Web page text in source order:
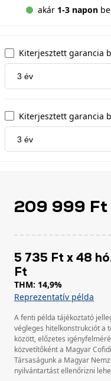
akár 1-3 napon
Kiterjesztett garancia
Kiterjesztett garancia
209 999 Ft
5 735 Ft x 48
Ft
THM: 14,9%
Reprezentatív példa
A fenti példa tájékoztató
végleges hitelkonstrukciót a
között, előzetes
közvetítőként a Magyar
Társaságunk a Magyar
nyilvántartást ellenőrizni